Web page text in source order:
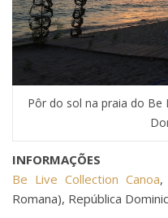
Pôr do sol na praia do Be
INFORMAÇÕES
Be Live Collection Canoa,
Romana), República